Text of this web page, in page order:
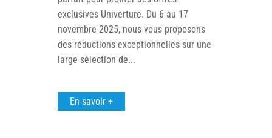
exclusives Univerture. Du 6 au 17
novembre 2025, nous vous proposons
des réductions exceptionnelles sur une
large sélection de...
En savoir +